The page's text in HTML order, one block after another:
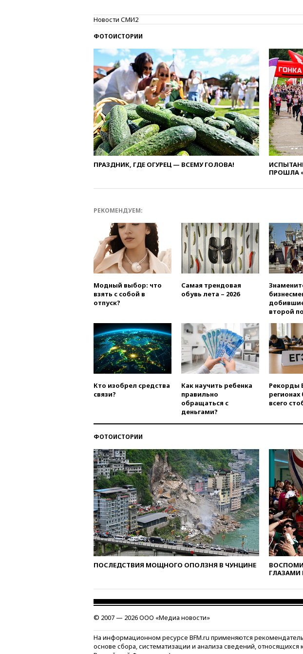
Новости СМИ2
ФОТОИСТОРИИ
ПРАЗДНИК, ГДЕ ОГУРЕЦ — ВСЕМУ ГОЛОВА!
ПРОШЛА
РЕКОМЕНДУЕМ:
Модный выбор: что
взять с собой в
отпуск?
Самая трендовая
обувь лета – 2026
второй
Кто изобрел средства
связи?
Как научить ребенка
правильно
обращаться с
деньгами?
Рекорды
всего
ФОТОИСТОРИИ
ПОСЛЕДСТВИЯ МОЩНОГО ОПОЛЗНЯ В ЧУНЦИНЕ
© 2007 — 2026 ООО «Медиа новости»
На информационном ресурсе BFM.ru применяются
основе сбора, систематизации и анализа сведений,